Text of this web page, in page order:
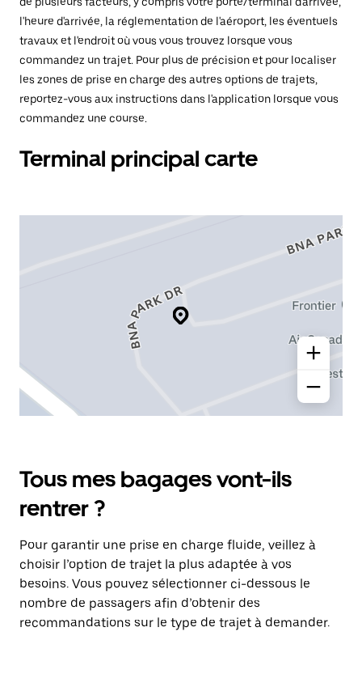
l'heure d'arrivée, la réglementation de l'aéroport, les éventuels
travaux et l'endroit où vous vous trouvez lorsque vous
commandez un trajet. Pour plus de précision et pour localiser
les zones de prise en charge des autres options de trajets,
reportez-vous aux instructions dans l'application lorsque vous
commandez une course.
Terminal principal carte
Tous mes bagages vont-ils
rentrer ?
Pour garantir une prise en charge fluide, veillez à
choisir l’option de trajet la plus adaptée à vos
besoins. Vous pouvez sélectionner ci-dessous le
nombre de passagers afin d’obtenir des
recommandations sur le type de trajet à demander.